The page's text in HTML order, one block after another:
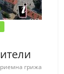
грижа